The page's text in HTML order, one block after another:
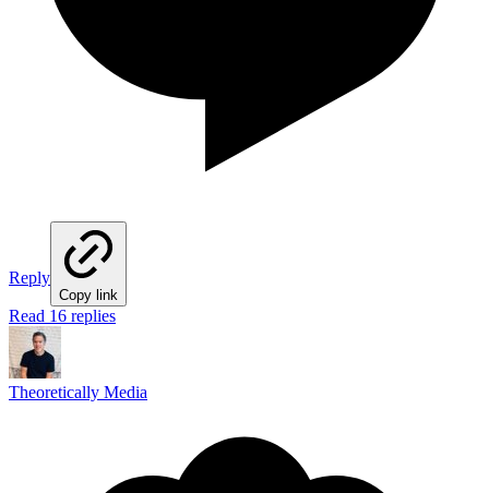
Reply
Copy link
Read 16 replies
Theoretically Media